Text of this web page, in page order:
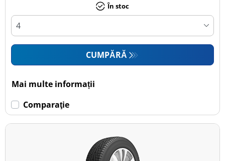
În stoc
CUMPĂRĂ
Mai multe informații
Comparaţie